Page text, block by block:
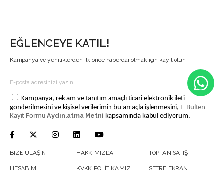
EĞLENCEYE KATIL!
Kampanya ve yeniliklerden ilk önce haberdar olmak için kayıt olun
Kampanya, reklam ve tanıtım amaçlı ticari elektronik ileti
gönderilmesini ve kişisel verilerimin bu amaçla işlenmesini, E-Bülten
Kayıt Formu Aydınlatma Metni kapsamında kabul ediyorum.
BIZE ULAŞIN
HESABIM
HAKKIMIZDA
KVKK POLİTİKAMIZ
TOPTAN SATIŞ
SETRE EKRAN